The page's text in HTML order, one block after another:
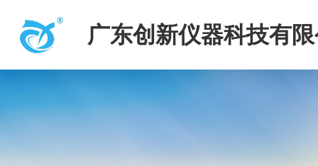
广东创新仪器科技有